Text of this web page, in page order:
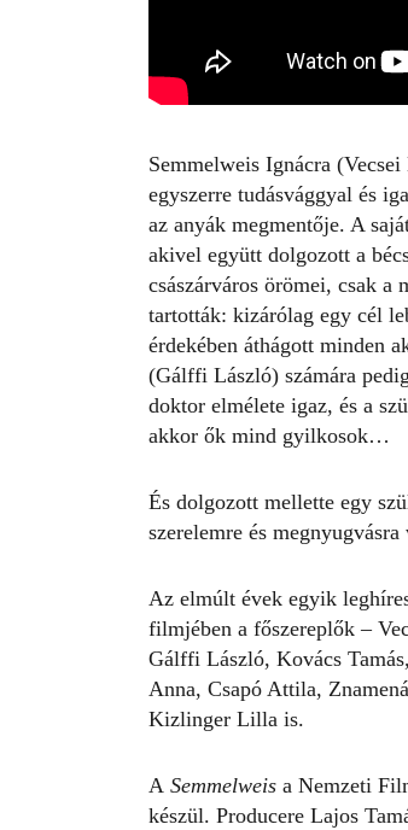
Semmelweis Ignácra (
egyszerre tudásvággyal és
az anyák megmentője. A
akivel együtt dolgozott a
császárváros örömei, csak a
tartották: kizárólag egy cél
érdekében áthágott minden
(Gálffi László) számára
doktor elmélete igaz, és a
akkor ők mind gyilkosok…
És dolgozott mellette egy
szerelemre és
Az elmúlt évek egyik
filmjében a főszereplők –
Gálffi László, Kovács Tamás
Anna, Csapó Attila,
Kizlinger Lilla is.
A Semmelweis a Nemzeti
készül. Producere Lajos